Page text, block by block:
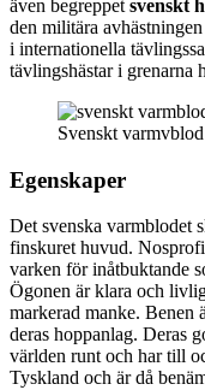
även begreppet svenskt
den militära
i internationella
tävlingshästar i grenarna
Svenskt varmvblod
Egenskaper
Det svenska varmblodet
finskuret huvud.
varken för inåtbuktande
Ögonen är klara och
markerad manke. Benen
deras hoppanlag. Deras
världen runt och har till
Tyskland och är då